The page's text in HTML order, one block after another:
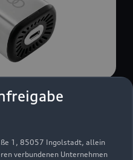
1, 85057 Ingolstadt, allein
verbundenen Unternehmen
und
Tablets